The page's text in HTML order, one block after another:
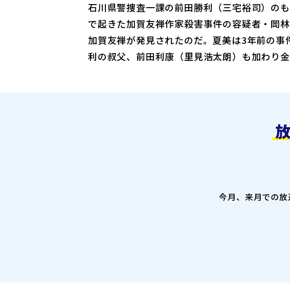
石川県警捜査一課の前田勝利（三宅裕司）の
で起きた加賀友禅作家殺害事件の容疑者・岡
加賀友禅が発見されたのだ。夏美は3年前の
利の叔父、前田利康（里見浩太朗）も加わり
今月、来月での放